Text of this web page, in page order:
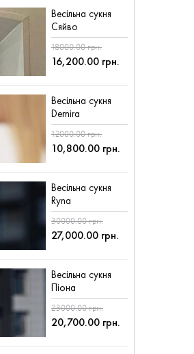
Весільна сукня
Сяйво
18000.00 грн.
16,200.00 грн.
Весільна сукня
Demira
12000.00 грн.
10,800.00 грн.
Весільна сукня
Ryna
30000.00 грн.
27,000.00 грн.
Весільна сукня
Піона
23000.00 грн.
20,700.00 грн.